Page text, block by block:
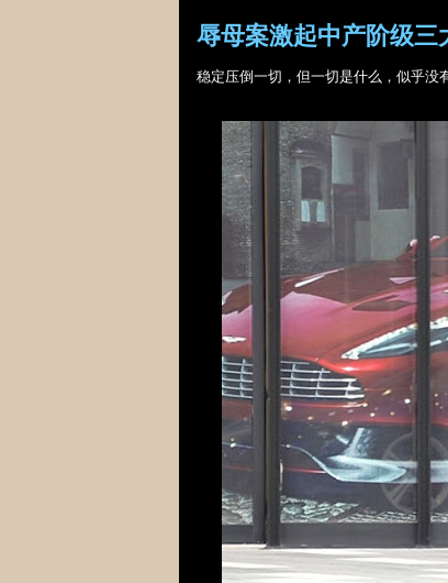
辱母案激起中产阶级
稳定压倒一切，但一切是什么，似乎没